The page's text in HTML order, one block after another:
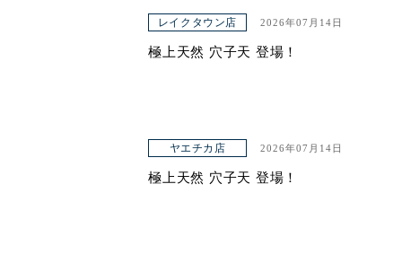
レイクタウン店 2026年07月14日
極上天然 穴子天 登場！
ヤエチカ店 2026年07月14日
極上天然 穴子天 登場！